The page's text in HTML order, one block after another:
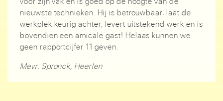
nieuwste technieken. Hij is betrouwbaar, laat de
werkplek keurig achter, levert uitstekend werk en is
bovendien een amicale gast! Helaas kunnen we
geen rapportcijfer 11 geven.
Mevr. Spronck, Heerlen